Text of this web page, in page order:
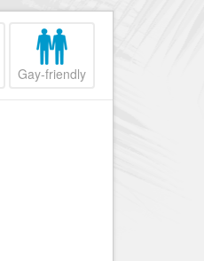
Nice Promenade du
Nice le Port
Gay-friendly